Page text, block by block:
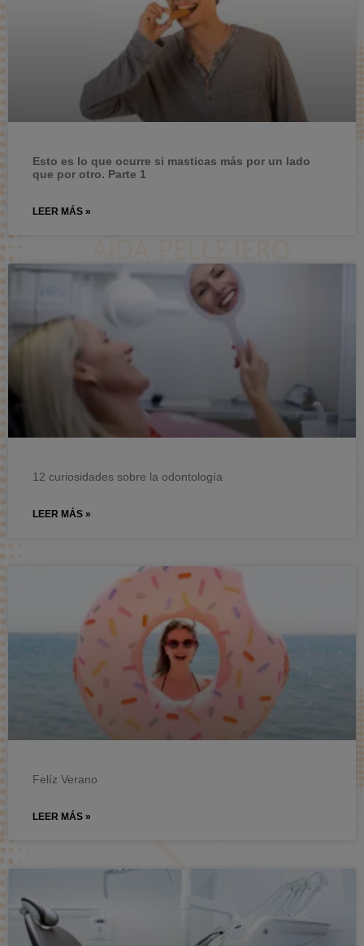
Esto es lo que ocurre si masticas más por un lado
que por otro. Parte 1
LEER MÁS »
12 curiosidades sobre la odontología
LEER MÁS »
Felíz Verano
LEER MÁS »